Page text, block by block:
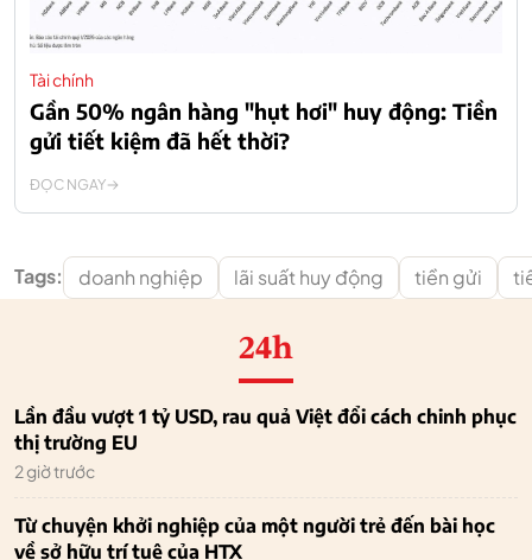
Tài chính
Gần 50% ngân hàng "hụt hơi" huy động: Tiền
gửi tiết kiệm đã hết thời?
ĐỌC NGAY
Tags: doanh nghiệp lãi suất huy động tiền gửi
24h
Lần đầu vượt 1 tỷ USD, rau quả Việt đổi cách chinh phục
thị trường EU
2 giờ trước
Từ chuyện khởi nghiệp của một người trẻ đến bài học
về sở hữu trí tuệ của HTX